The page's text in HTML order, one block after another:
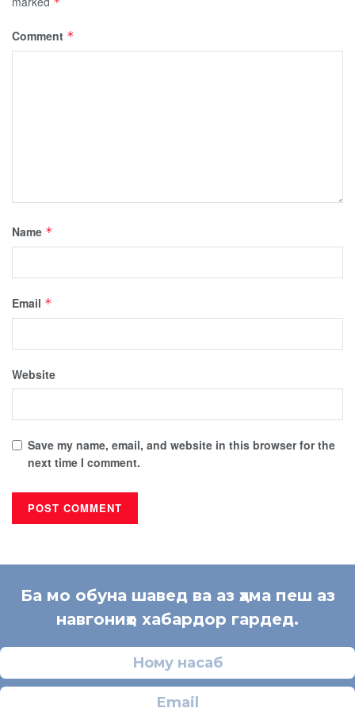
Comment *
Name *
Email *
Website
Save my name, email, and website in this browser for the
next time I comment.
Ба мо обуна шавед ва аз ҳама пеш аз
навгониҳо хабардор гардед.